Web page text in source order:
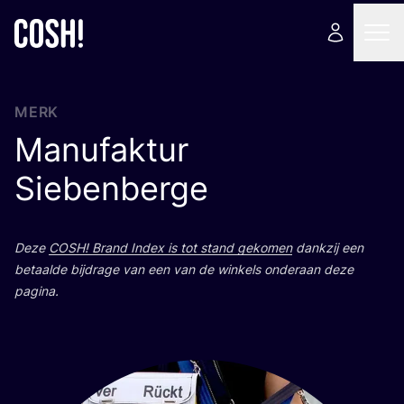
MERK
Manufaktur
Siebenberge
Deze COSH! Brand Index is tot stand geko­mendank­zij een
betaal­de bij­dra­ge van een van de win­kels onder­aan deze
pagina.